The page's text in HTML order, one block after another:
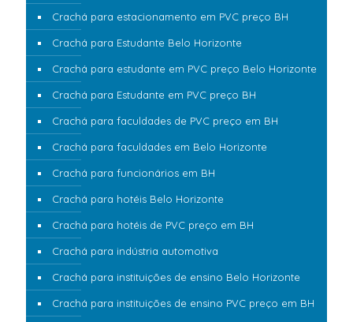
Crachá para estacionamento em PVC preço BH
Crachá para Estudante Belo Horizonte
Crachá para estudante em PVC preço Belo Horizonte
Crachá para Estudante em PVC preço BH
Crachá para faculdades de PVC preço em BH
Crachá para faculdades em Belo Horizonte
Crachá para funcionários em BH
Crachá para hotéis Belo Horizonte
Crachá para hotéis de PVC preço em BH
Crachá para indústria automotiva
Crachá para instituições de ensino Belo Horizonte
Crachá para instituições de ensino PVC preço em BH